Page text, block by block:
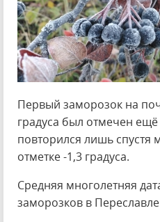
Первый заморозок на
градуса был отмечен ещё
повторился лишь спустя
отметке -1,3 градуса.
Средняя многолетняя
заморозков в